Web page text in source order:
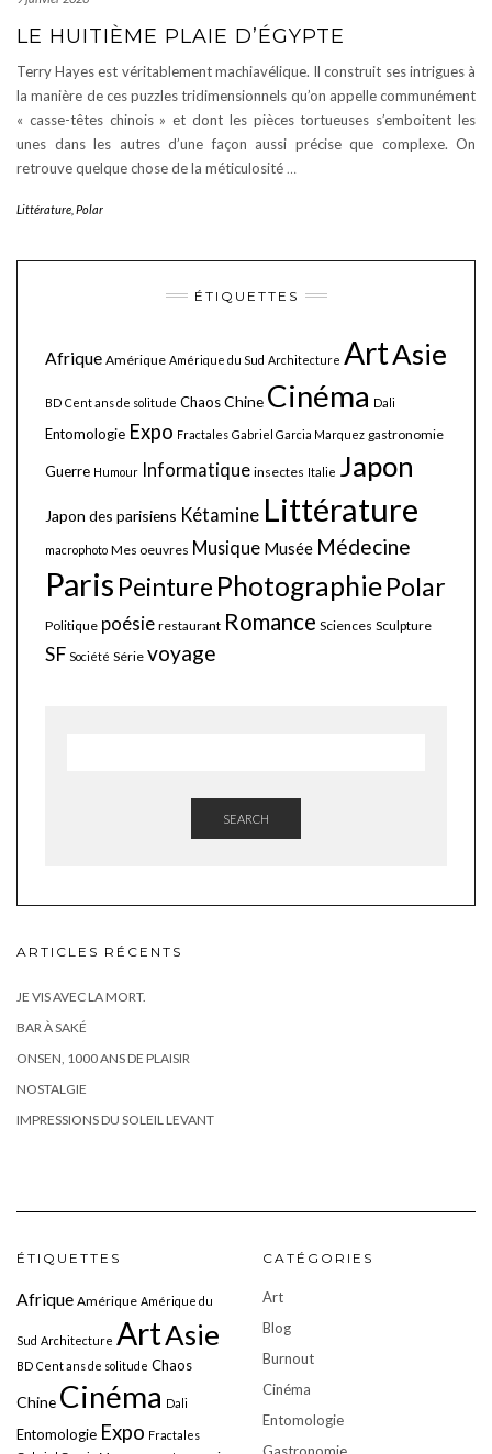
LE HUITIÈME PLAIE D’ÉGYPTE
Terry Hayes est véritablement machiavélique. Il construit ses intrigues à
la manière de ces puzzles tridimensionnels qu’on appelle communément
« casse-têtes chinois » et dont les pièces tortueuses s’emboitent les
unes dans les autres d’une façon aussi précise que complexe. On
retrouve quelque chose de la méticulosité …
Littérature Polar
ÉTIQUETTES
Afrique Amérique Amérique du Sud Architecture ArtAsie
BD Cent ans de solitude ChaosChine Cinéma Dali
Entomologie Expo Fractales Gabriel Garcia Marquez gastronomie
Guerre Humour Informatique insectes Italie Japon
Japon des parisiens Kétamine Littérature
macrophoto Mes oeuvres Musique Musée Médecine
Paris Peinture PhotographiePolar
Politique poésie restaurant Romance Sciences Sculpture
SF Société Série voyage
SEARCH
ARTICLES RÉCENTS
JE VIS AVEC LA MORT.
BAR À SAKÉ
ONSEN, 1000 ANS DE PLAISIR
NOSTALGIE
IMPRESSIONS DU SOLEIL LEVANT
ÉTIQUETTES
Afrique Amérique Amérique du
Sud Architecture ArtAsie
BD Cent ans de solitude Chaos
Chine Cinéma Dali
Entomologie Expo Fractales
CATÉGORIES
Art
Blog
Burnout
Cinéma
Entomologie